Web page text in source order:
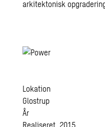
arkitektonisk
Lokation
Glostrup
År
Realiseret, 2015